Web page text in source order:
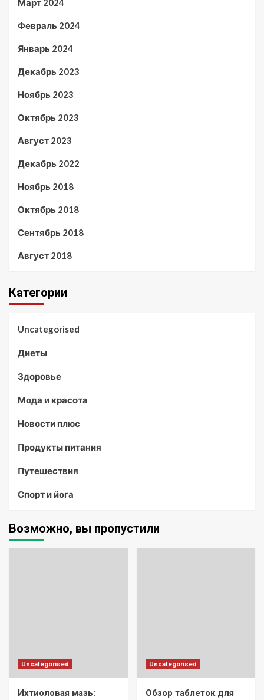
Март 2024
Февраль 2024
Январь 2024
Декабрь 2023
Ноябрь 2023
Октябрь 2023
Август 2023
Декабрь 2022
Ноябрь 2018
Октябрь 2018
Сентябрь 2018
Август 2018
Категории
Uncategorised
Диеты
Здоровье
Мода и красота
Новости плюс
Продукты питания
Путешествия
Спорт и йога
Возможно, вы пропустили
Uncategorised
Ихтиоловая мазь:
Uncategorised
Обзор таблеток для